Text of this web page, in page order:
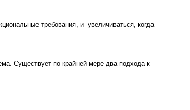
требования, и увеличиваться, когда
Существует по крайней мере два подхода к